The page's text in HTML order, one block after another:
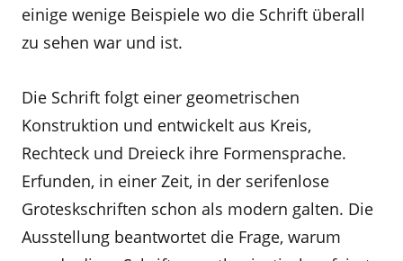
einige wenige Beispiele wo die Schrift überall
zu sehen war und ist.
Die Schrift folgt einer geometrischen
Konstruktion und entwickelt aus Kreis,
Rechteck und Dreieck ihre Formensprache.
Erfunden, in einer Zeit, in der serifenlose
Groteskschriften schon als modern galten. Die
Ausstellung beantwortet die Frage, warum